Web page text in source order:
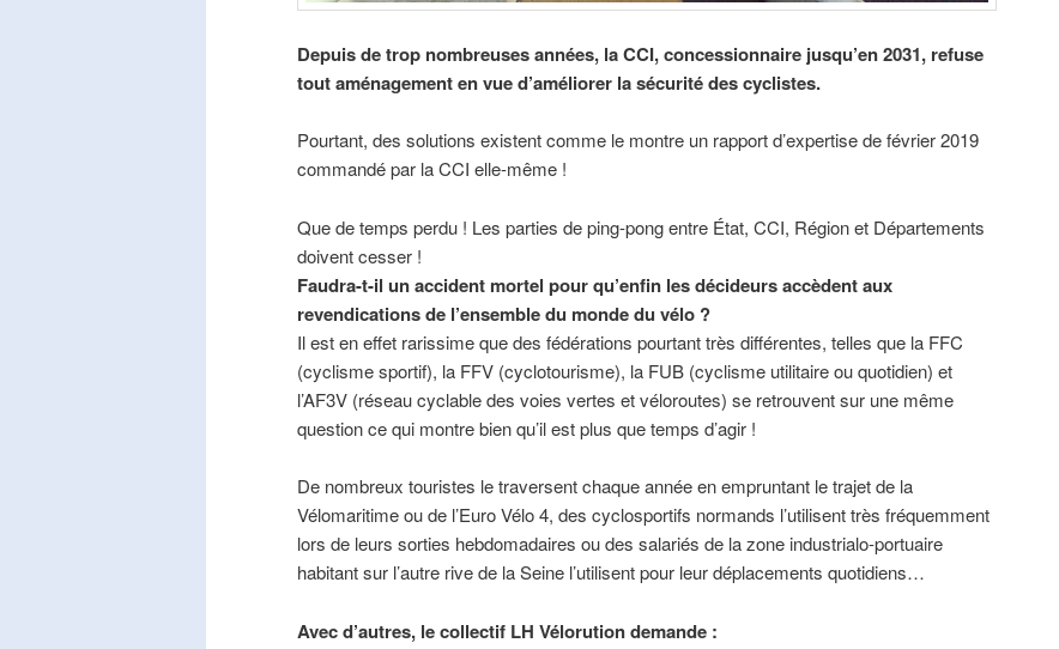
Depuis de trop nombreuses années, la CCI, concessionnaire jusqu’en 2031, refuse
tout aménagement en vue d’améliorer la sécurité des cyclistes.
Pourtant, des solutions existent comme le montre un rapport d’expertise de février 2019
commandé par la CCI elle-même !
Que de temps perdu ! Les parties de ping-pong entre État, CCI, Région et Départements
doivent cesser !
Faudra-t-il un accident mortel pour qu’enfin les décideurs accèdent aux
revendications de l’ensemble du monde du vélo ?
Il est en effet rarissime que des fédérations pourtant très différentes, telles que la FFC
(cyclisme sportif), la FFV (cyclotourisme), la FUB (cyclisme utilitaire ou quotidien) et
l’AF3V (réseau cyclable des voies vertes et véloroutes) se retrouvent sur une même
question ce qui montre bien qu’il est plus que temps d’agir !
De nombreux touristes le traversent chaque année en empruntant le trajet de la
Vélomaritime ou de l’Euro Vélo 4, des cyclosportifs normands l’utilisent très fréquemment
lors de leurs sorties hebdomadaires ou des salariés de la zone industrialo-portuaire
habitant sur l’autre rive de la Seine l’utilisent pour leur déplacements quotidiens…
Avec d’autres, le collectif LH Vélorution demande :